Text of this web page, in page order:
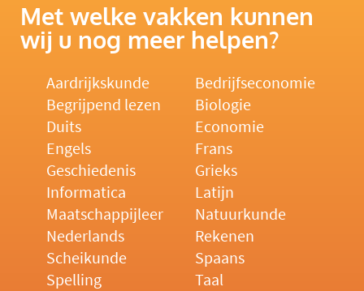
Met welke vakken kunnen
wij u nog meer helpen?
Aardrijkskunde
Bedrijfseconomie
Begrijpend lezen
Biologie
Duits
Economie
Engels
Frans
Geschiedenis
Grieks
Informatica
Latijn
Maatschappijleer
Natuurkunde
Nederlands
Rekenen
Scheikunde
Spaans
Spelling
Taal